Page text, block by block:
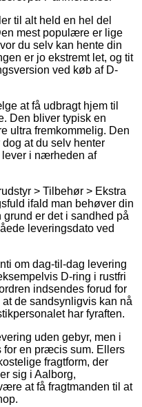
til alt held en hel del
mest populære er lige
du selv kan hente din
er jo ekstremt let, og tit
ved køb af D-
at få udbragt hjem til
Den bliver typisk en
ultra fremkommelig. Den
at du selv henter
i nærheden af
> Tilbehør > Ekstra
ifald man behøver din
er det i sandhed på
leveringsdato ved
om dag-til-dag levering
D-ring i rustfri
indsendes forud for
de sandsynligvis kan nå
har fyraften.
uden gebyr, men i
for en præcis sum. Ellers
fragtform, der
sig i Aalborg,
at få fragtmanden til at